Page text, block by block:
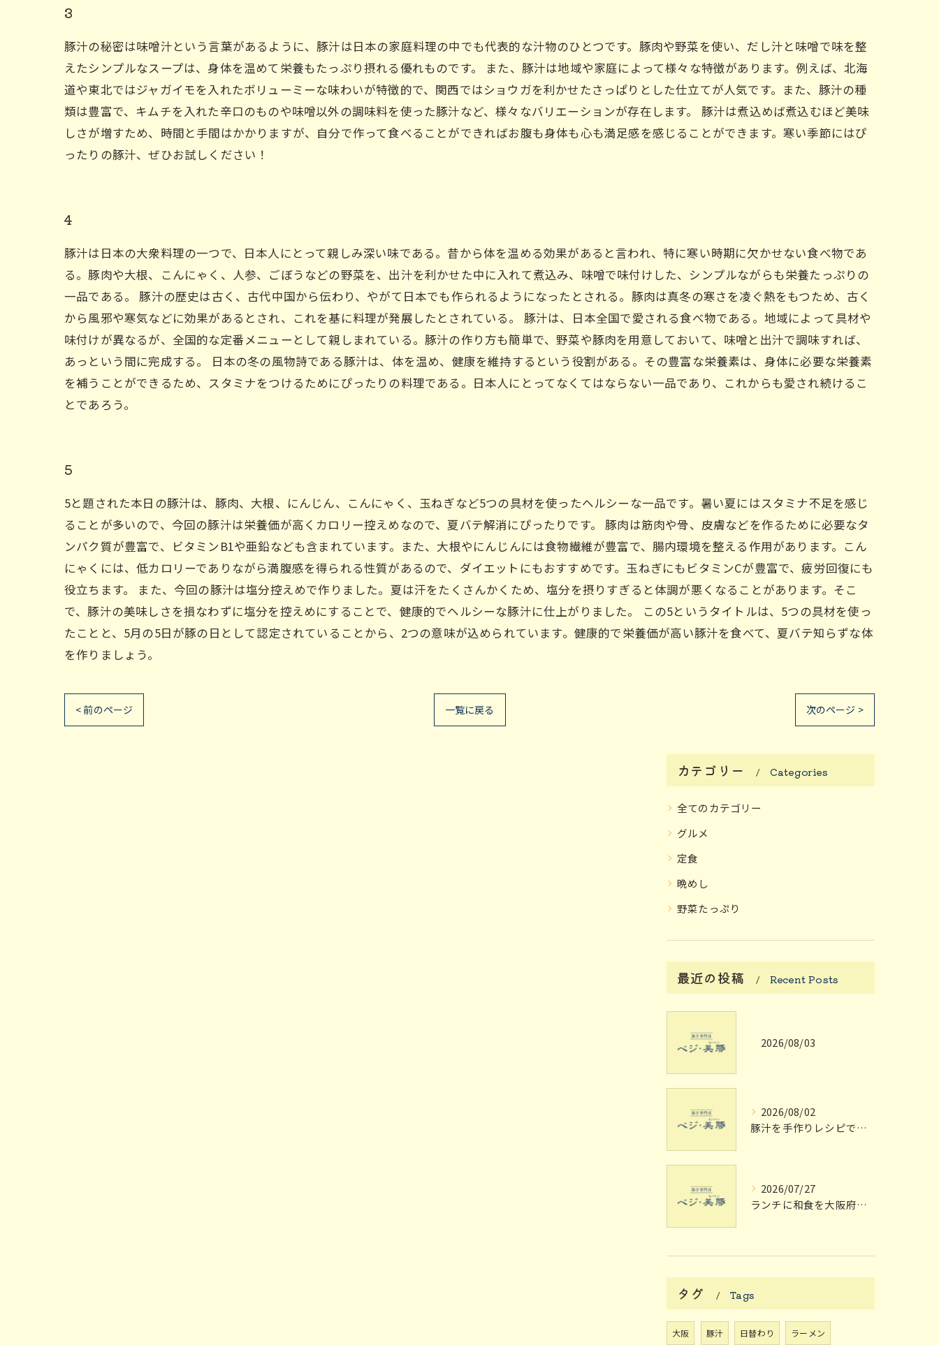
3
豚汁の秘密は味噌汁という言葉があるように、豚汁は日本の家庭料理の中でも代表的な汁物のひとつです。豚肉や野菜を使い、だし汁と味噌で味を整
えたシンプルなスープは、身体を温めて栄養もたっぷり摂れる優れものです。 また、豚汁は地域や家庭によって様々な特徴があります。例えば、北海
道や東北ではジャガイモを入れたボリューミーな味わいが特徴的で、関西ではショウガを利かせたさっぱりとした仕立てが人気です。また、豚汁の種
類は豊富で、キムチを入れた辛口のものや味噌以外の調味料を使った豚汁など、様々なバリエーションが存在します。 豚汁は煮込めば煮込むほど美味
しさが増すため、時間と手間はかかりますが、自分で作って食べることができればお腹も身体も心も満足感を感じることができます。寒い季節にはぴ
ったりの豚汁、ぜひお試しください！
4
豚汁は日本の大衆料理の一つで、日本人にとって親しみ深い味である。昔から体を温める効果があると言われ、特に寒い時期に欠かせない食べ物であ
る。豚肉や大根、こんにゃく、人参、ごぼうなどの野菜を、出汁を利かせた中に入れて煮込み、味噌で味付けした、シンプルながらも栄養たっぷりの
一品である。 豚汁の歴史は古く、古代中国から伝わり、やがて日本でも作られるようになったとされる。豚肉は真冬の寒さを凌ぐ熱をもつため、古く
から風邪や寒気などに効果があるとされ、これを基に料理が発展したとされている。 豚汁は、日本全国で愛される食べ物である。地域によって具材や
味付けが異なるが、全国的な定番メニューとして親しまれている。豚汁の作り方も簡単で、野菜や豚肉を用意しておいて、味噌と出汁で調味すれば、
あっという間に完成する。 日本の冬の風物詩である豚汁は、体を温め、健康を維持するという役割がある。その豊富な栄養素は、身体に必要な栄養素
を補うことができるため、スタミナをつけるためにぴったりの料理である。日本人にとってなくてはならない一品であり、これからも愛され続けるこ
とであろう。
5
5と題された本日の豚汁は、豚肉、大根、にんじん、こんにゃく、玉ねぎなど5つの具材を使ったヘルシーな一品です。暑い夏にはスタミナ不足を感じ
ることが多いので、今回の豚汁は栄養価が高くカロリー控えめなので、夏バテ解消にぴったりです。 豚肉は筋肉や骨、皮膚などを作るために必要なタ
ンパク質が豊富で、ビタミンB1や亜鉛なども含まれています。また、大根やにんじんには食物繊維が豊富で、腸内環境を整える作用があります。こん
にゃくには、低カロリーでありながら満腹感を得られる性質があるので、ダイエットにもおすすめです。玉ねぎにもビタミンCが豊富で、疲労回復にも
役立ちます。 また、今回の豚汁は塩分控えめで作りました。夏は汗をたくさんかくため、塩分を摂りすぎると体調が悪くなることがあります。そこ
で、豚汁の美味しさを損なわずに塩分を控えめにすることで、健康的でヘルシーな豚汁に仕上がりました。 この5というタイトルは、5つの具材を使っ
たことと、5月の5日が豚の日として認定されていることから、2つの意味が込められています。健康的で栄養価が高い豚汁を食べて、夏バテ知らずな体
を作りましょう。
< 前のページ 一覧に戻る 次のページ >
カテゴリー Categories
全てのカテゴリー
グルメ
定食
晩めし
野菜たっぷり
最近の投稿 Recent Posts
2026/08/03
2026/08/02
豚汁を手作りレシピで極める大阪府枚方市宗谷流の失敗しない家庭の味
2026/07/27
ランチに和食を大阪府枚方市で楽しむ個室や駅近のおしゃれスポット完全ガイド
タグ Tags
大阪 豚汁 日替わり ラーメン